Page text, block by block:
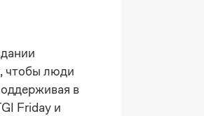
чтобы люди
в
Friday и